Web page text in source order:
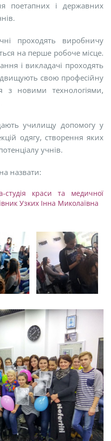
поетапних і державних
проходять виробничу
на перше робоче місце.
і викладачі проходять
свою професійну
з новими технологіями,
училищу допомогу у
одягу, створення яких
учнів.
назвати:
краси та медичної
Узких Інна Миколаївна